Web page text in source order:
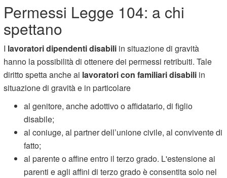
Permessi Legge 104: a chi
spettano
I lavoratori dipendenti disabili in situazione di gravità
hanno la possibilità di ottenere dei permessi retribuiti. Tale
diritto spetta anche ai lavoratori con familiari disabili in
situazione di gravità e in particolare
al genitore, anche adottivo o affidatario, di figlio
disabile;
al coniuge, al partner dell’unione civile, al convivente di
fatto;
al parente o affine entro il terzo grado. L'estensione ai
parenti e agli affini di terzo grado è consentita solo nel